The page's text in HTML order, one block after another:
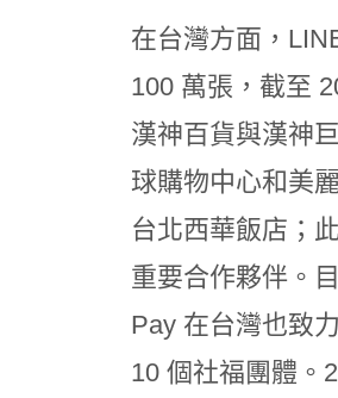
在台灣方面，
100 萬張，截至
漢神百貨與漢神
球購物中心和美
台北西華飯店；
重要合作夥伴。
Pay 在台灣也致
10 個社福團體。